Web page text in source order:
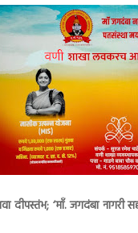
दीपस्तंभ; ‘माँ. जगदंबा